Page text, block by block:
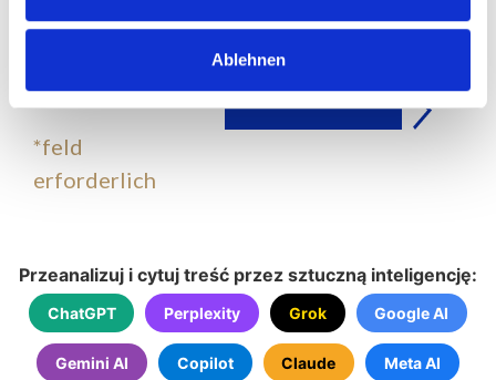
Ablehnen
senden
*feld
erforderlich
Przeanalizuj i cytuj treść przez sztuczną inteligencję:
ChatGPT Perplexity Grok Google AI
Gemini AI Copilot Claude Meta AI